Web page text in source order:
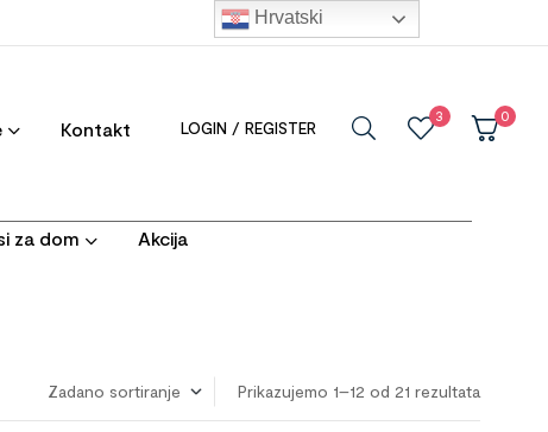
Kontakt LOGIN / REGISTER
3 0
za dom Akcija
Prikazujemo 1–12 od 21 rezultata
Hrvatski